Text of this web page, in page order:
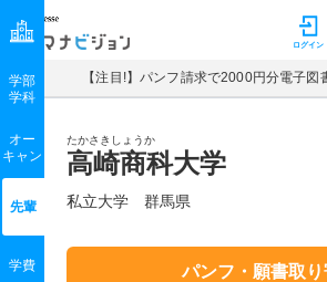
マナビジョン ログイン
【注目!】パンフ請求で2000円分電子図
たかさきしょうか
高崎商科大学
私立大学 群馬県
パンフ・願書取
学部
学科
オー
キャン
先輩
学費